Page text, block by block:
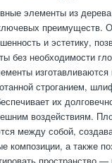
элементы из
преимуществ.
и эстетику,
без необходимости
изготавливаются
строганием,
их
воздействиям.
между собой,
композиции, а также